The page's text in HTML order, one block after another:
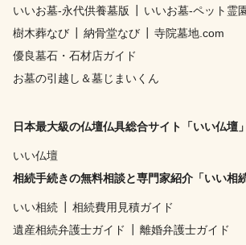
いいお墓-永代供養墓版
いいお墓-ペット霊
樹木葬なび
納骨堂なび
寺院墓地.com
優良墓石・石材店ガイド
お墓の引越し＆墓じまいくん
日本最大級の仏壇仏具総合サイト「いい仏壇」
いい仏壇
相続手続きの無料相談と専門家紹介「いい相続
いい相続
相続費用見積ガイド
遺産相続弁護士ガイド
離婚弁護士ガイド